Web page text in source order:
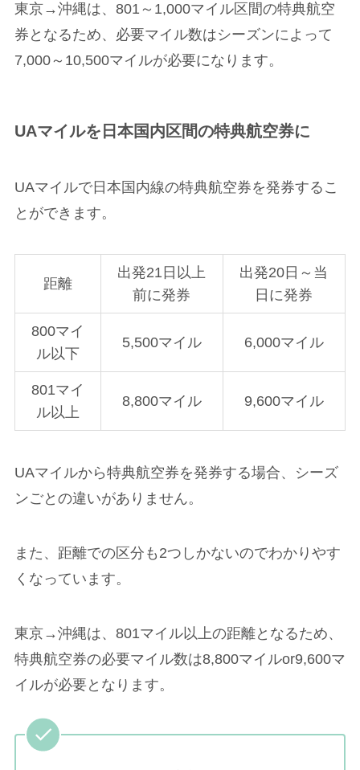
東京→沖縄は、801～1,000マイル区間の特典航空
券となるため、必要マイル数はシーズンによって
7,000～10,500マイルが必要になります。
UAマイルを日本国内区間の特典航空券に
UAマイルで日本国内線の特典航空券を発券するこ
とができます。
距離
出発21日以上
前に発券
出発20日～当
日に発券
800マイ
ル以下
5,500マイル 6,000マイル
801マイ
ル以上
8,800マイル 9,600マイル
UAマイルから特典航空券を発券する場合、シーズ
ンごとの違いがありません。
また、距離での区分も2つしかないのでわかりやす
くなっています。
東京→沖縄は、801マイル以上の距離となるため、
特典航空券の必要マイル数は8,800マイルor9,600マ
イルが必要となります。